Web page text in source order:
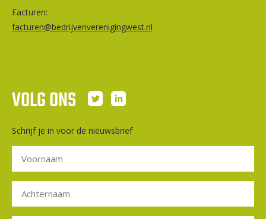
Facturen:
facturen@bedrijvenverenigingwest.nl
VOLG ONS
Schrijf je in voor de nieuwsbrief